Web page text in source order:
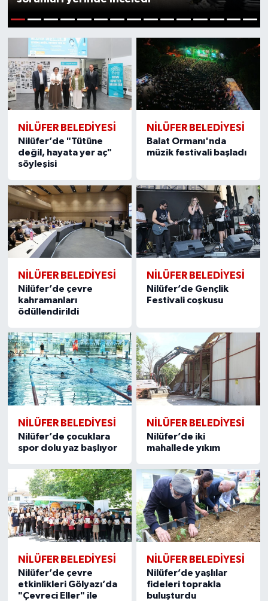
NİLÜFER BELEDİYESİ
Nilüfer’de "Tütüne
değil, hayata yer aç"
söyleşisi
NİLÜFER BELEDİYESİ
Balat Ormanı'nda
müzik festivali başladı
NİLÜFER BELEDİYESİ
Nilüfer’de çevre
kahramanları
ödüllendirildi
NİLÜFER BELEDİYESİ
Nilüfer’de Gençlik
Festivali coşkusu
NİLÜFER BELEDİYESİ
Nilüfer’de çocuklara
spor dolu yaz başlıyor
NİLÜFER BELEDİYESİ
Nilüfer’de iki
mahallede yıkım
NİLÜFER BELEDİYESİ
Nilüfer’de çevre
etkinlikleri Gölyazı’da
"Çevreci Eller" ile
NİLÜFER BELEDİYESİ
Nilüfer’de yaşlılar
fideleri toprakla
buluşturdu